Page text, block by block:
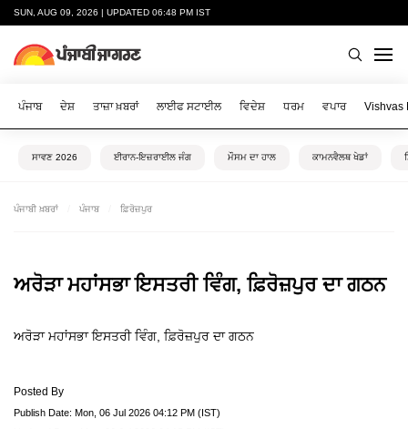
SUN, AUG 09, 2026 | UPDATED 06:48 PM IST
ਪੰਜਾਬ ਦੇਸ਼ ਤਾਜ਼ਾ ਖ਼ਬਰਾਂ ਲਾਈਫ ਸਟਾਈਲ ਵਿਦੇਸ਼ ਧਰਮ ਵਪਾਰ Vishvas
ਸਾਵਣ 2026 ਈਰਾਨ-ਇਜ਼ਰਾਈਲ ਜੰਗ ਮੌਸਮ ਦਾ ਹਾਲ ਕਾਮਨਵੈਲਥ ਖੇਡਾਂ
ਪੰਜਾਬੀ ਖ਼ਬਰਾਂ ਪੰਜਾਬ ਫ਼ਿਰੋਜ਼ਪੁਰ
ਅਰੋੜਾ ਮਹਾਂਸਭਾ ਇਸਤਰੀ ਵਿੰਗ, ਫ਼ਿਰੋਜ਼ਪੁਰ ਦਾ ਗਠਨ
ਅਰੋੜਾ ਮਹਾਂਸਭਾ ਇਸਤਰੀ ਵਿੰਗ, ਫ਼ਿਰੋਜ਼ਪੁਰ ਦਾ ਗਠਨ
Posted By
Publish Date: Mon, 06 Jul 2026 04:12 PM (IST)